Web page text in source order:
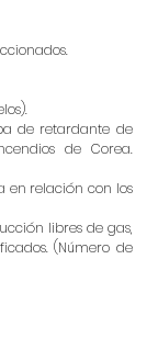
de retardante de
de Corea.
en relación con los
libres de gas,
(Número de